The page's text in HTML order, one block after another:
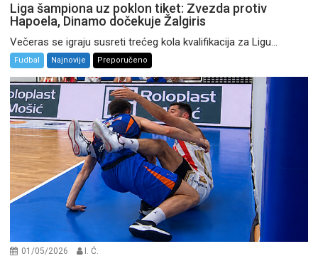
Liga šampiona uz poklon tiket: Zvezda protiv
Hapoela, Dinamo dočekuje Žalgiris
Večeras se igraju susreti trećeg kola kvalifikacija za Ligu...
Fudbal Najnovije Preporučeno
01/05/2026 I. Ć.